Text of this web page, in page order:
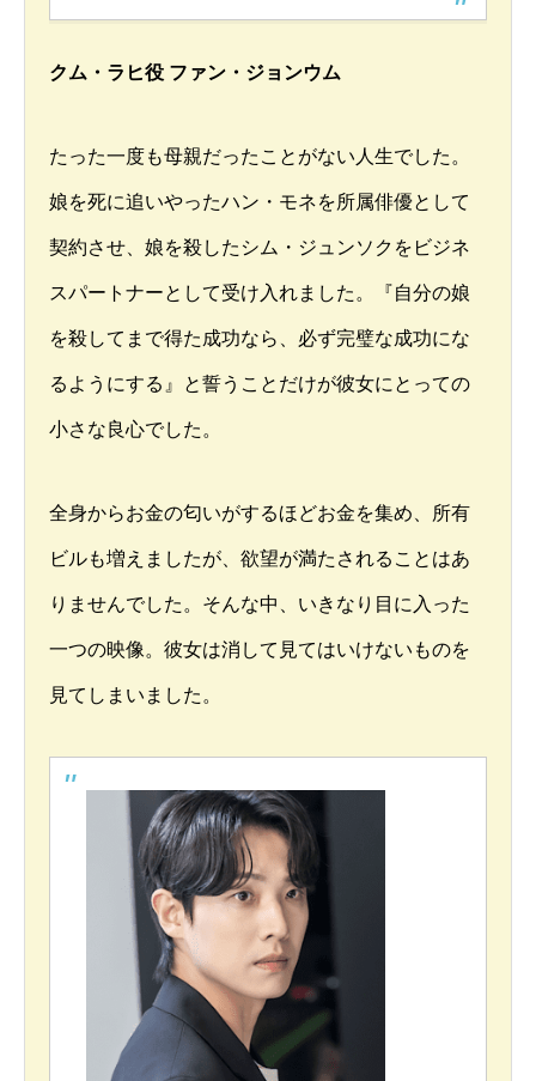
クム・ラヒ役 ファン・ジョンウム
たった一度も母親だったことがない人生でした。
娘を死に追いやったハン・モネを所属俳優として
契約させ、娘を殺したシム・ジュンソクをビジネ
スパートナーとして受け入れました。『自分の娘
を殺してまで得た成功なら、必ず完璧な成功にな
るようにする』と誓うことだけが彼女にとっての
小さな良心でした。
全身からお金の匂いがするほどお金を集め、所有
ビルも増えましたが、欲望が満たされることはあ
りませんでした。そんな中、いきなり目に入った
一つの映像。彼女は消して見てはいけないものを
見てしまいました。